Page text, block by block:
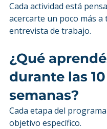
Cada actividad está
acercarte un poco más a
entrevista de trabajo.
¿Qué
durante las 10
semanas?
Cada etapa del
objetivo específico.